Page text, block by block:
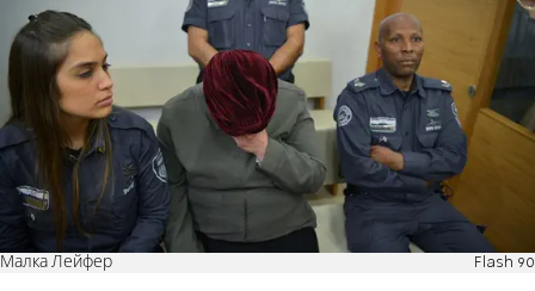
Малка Лейфер Flash 90